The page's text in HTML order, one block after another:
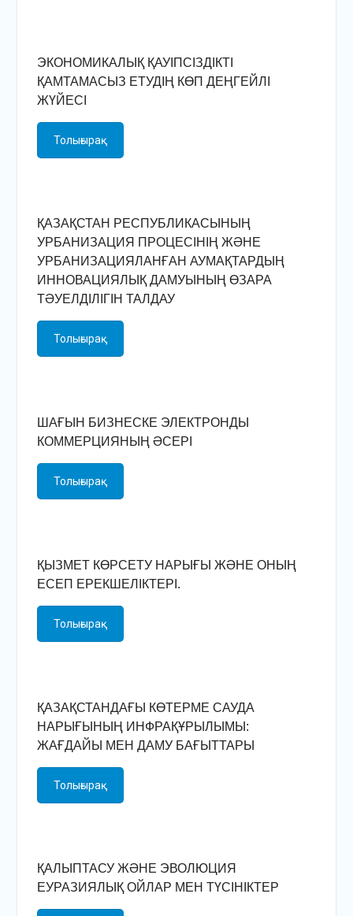
ЭКОНОМИКАЛЫҚ ҚАУІПСІЗДІКТІ
ҚАМТАМАСЫЗ ЕТУДІҢ КӨП ДЕҢГЕЙЛІ
ЖҮЙЕСІ
Толығырақ
ҚАЗАҚСТАН РЕСПУБЛИКАСЫНЫҢ
УРБАНИЗАЦИЯ ПРОЦЕСІНІҢ ЖӘНЕ
УРБАНИЗАЦИЯЛАНҒАН АУМАҚТАРДЫҢ
ИННОВАЦИЯЛЫҚ ДАМУЫНЫҢ ӨЗАРА
ТӘУЕЛДІЛІГІН ТАЛДАУ
Толығырақ
ШАҒЫН БИЗНЕСКЕ ЭЛЕКТРОНДЫ
КОММЕРЦИЯНЫҢ ӘСЕРІ
Толығырақ
ҚЫЗМЕТ КӨРСЕТУ НАРЫҒЫ ЖӘНЕ ОНЫҢ
ЕСЕП ЕРЕКШЕЛІКТЕРІ.
Толығырақ
ҚАЗАҚСТАНДАҒЫ КӨТЕРМЕ САУДА
НАРЫҒЫНЫҢ ИНФРАҚҰРЫЛЫМЫ:
ЖАҒДАЙЫ МЕН ДАМУ БАҒЫТТАРЫ
Толығырақ
ҚАЛЫПТАСУ ЖӘНЕ ЭВОЛЮЦИЯ
ЕУРАЗИЯЛЫҚ ОЙЛАР МЕН ТҮСІНІКТЕР